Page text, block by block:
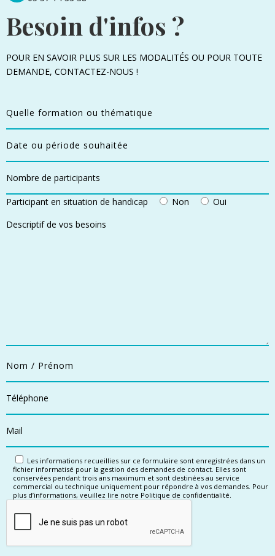
Besoin d'infos ?
POUR EN SAVOIR PLUS SUR LES MODALITÉS OU POUR TOUTE
DEMANDE, CONTACTEZ-NOUS !
Participant en situation de handicap Non Oui
Les informations recueillies sur ce formulaire sont enregistrées dans un
fichier informatisé pour la gestion des demandes de contact. Elles sont
conservées pendant trois ans maximum et sont destinées au service
commercial ou technique uniquement pour répondre à vos demandes. Pour
plus d’informations, veuillez lire notre Politique de confidentialité.